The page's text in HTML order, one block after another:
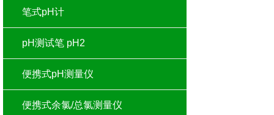
笔式pH计
pH测试笔 pH2
便携式pH测量仪
便携式余氯/总氯测量仪